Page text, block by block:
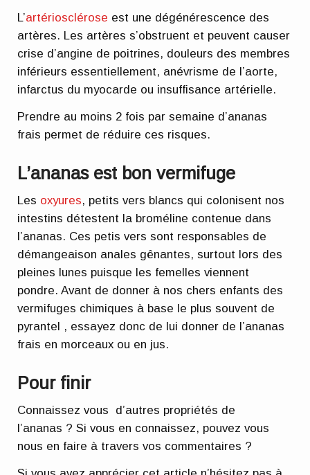
L’artériosclérose est une dégénérescence des
artères. Les artères s’obstruent et peuvent causer
crise d’angine de poitrines, douleurs des membres
inférieurs essentiellement, anévrisme de l’aorte,
infarctus du myocarde ou insuffisance artérielle.
Prendre au moins 2 fois par semaine d’ananas
frais permet de réduire ces risques.
L’ananas est bon vermifuge
Les oxyures, petits vers blancs qui colonisent nos
intestins détestent la broméline contenue dans
l’ananas. Ces petis vers sont responsables de
démangeaison anales gênantes, surtout lors des
pleines lunes puisque les femelles viennent
pondre. Avant de donner à nos chers enfants des
vermifuges chimiques à base le plus souvent de
pyrantel , essayez donc de lui donner de l’ananas
frais en morceaux ou en jus.
Pour finir
Connaissez vous d’autres propriétés de
l’ananas ? Si vous en connaissez, pouvez vous
nous en faire à travers vos commentaires ?